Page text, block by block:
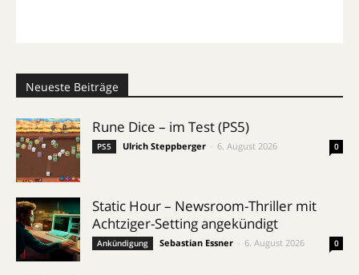
Neueste Beiträge
Rune Dice – im Test (PS5)
PS5 Ulrich Steppberger 6. August 2026 0
Static Hour – Newsroom-Thriller mit
Achtziger-Setting angekündigt
Ankündigung Sebastian Essner 6. August 2026 0